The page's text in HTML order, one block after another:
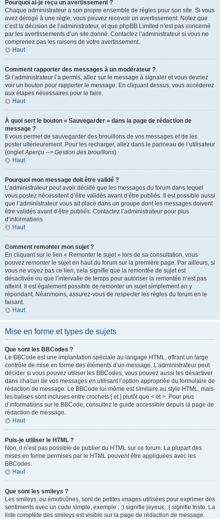
Pourquoi ai-je reçu un avertissement ?
Chaque administrateur a son propre ensemble de règles pour son site. Si vous
avez dérogé à une règle, vous pouvez recevoir un avertissement. Notez que
c’est la décision de l’administrateur, et que phpBB Limited n’est pas concerné
par les avertissements d’un site donné. Contactez l’administrateur si vous ne
comprenez pas les raisons de votre avertissement.
Haut
Comment rapporter des messages à un modérateur ?
Si l’administrateur l’a permis, allez sur le message à signaler et vous devriez
voir un bouton pour rapporter le message. En cliquant dessus, vous accéderez
aux étapes nécessaires pour le faire.
Haut
À quoi sert le bouton « Sauvegarder » dans la page de rédaction de
message ?
Il vous permet de sauvegarder des brouillons de vos messages et de les
poster ultérieurement. Pour les recharger, allez dans le panneau de l’utilisateur
(ongletAperçu --> Gestion des brouillons).
Haut
Pourquoi mon message doit être validé ?
L’administrateur peut avoir décidé que les messages du forum dans lequel
vous postez nécessitent d’être validés avant d’être publiés. Il est possible aussi
que l’administrateur vous ait placé dans un groupe dont les messages doivent
être validés avant d’être publiés. Contactez l’administrateur pour plus
d’informations.
Haut
Comment remonter mon sujet ?
En cliquant sur le lien « Remonter le sujet » lors de sa consultation, vous
pouvez remonterle sujet en haut du forum sur la première page. Par ailleurs, si
vous ne voyez pas ce lien, cela signifie que la remontée de sujet est
désactivée ou que l’intervalle de temps pour autoriser la remontée n’est pas
atteint. Il est également possible de remonter un sujet simplement en y
répondant. Néanmoins, assurez-vous de respecter les règles du forum en le
faisant.
Haut
Mise en forme et types de sujets
Que sont les BBCodes ?
Le BBCode est une implantation spéciale au langage HTML, offrant un large
contrôle de mise en forme des éléments d’un message. L’administrateur peut
décider si vous pouvez utiliser les BBCodes, vous pouvez aussi les désactiver
dans chacun de vos messages en utilisant l’option appropriée du formulaire de
rédaction de message. Le BBCode lui-même est similaire au style HTML, mais
les balises sont incluses entre crochets [ et ] plutôt que < et >. Pour plus
d’informations sur le BBCode, consultez le guide accessible depuis la page de
rédaction de message.
Haut
Puis-je utiliser le HTML ?
Non, il n’est pas possible de publier du HTML sur ce forum. La plupart des
mises en forme permises par le HTML peuvent être appliquées avec les
BBCodes.
Haut
Que sont les smileys ?
Les smileys, ou émoticônes, sont de petites images utilisées pour exprimer des
sentiments avec un code simple, exemple : :) signifie joyeux, :( signifie triste. La
liste complète des smileys est visible sur la page de rédaction de message.